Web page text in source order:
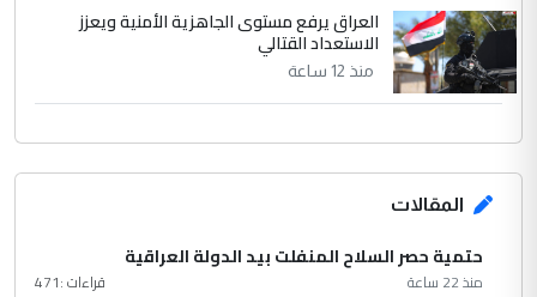
العراق يرفع مستوى الجاهزية الأمنية ويعزز
الاستعداد القتالي
منذ 12 ساعة
المقالات
حتمية حصر السلاح المنفلت بيد الدولة العراقية
منذ 22 ساعة قراءات :471